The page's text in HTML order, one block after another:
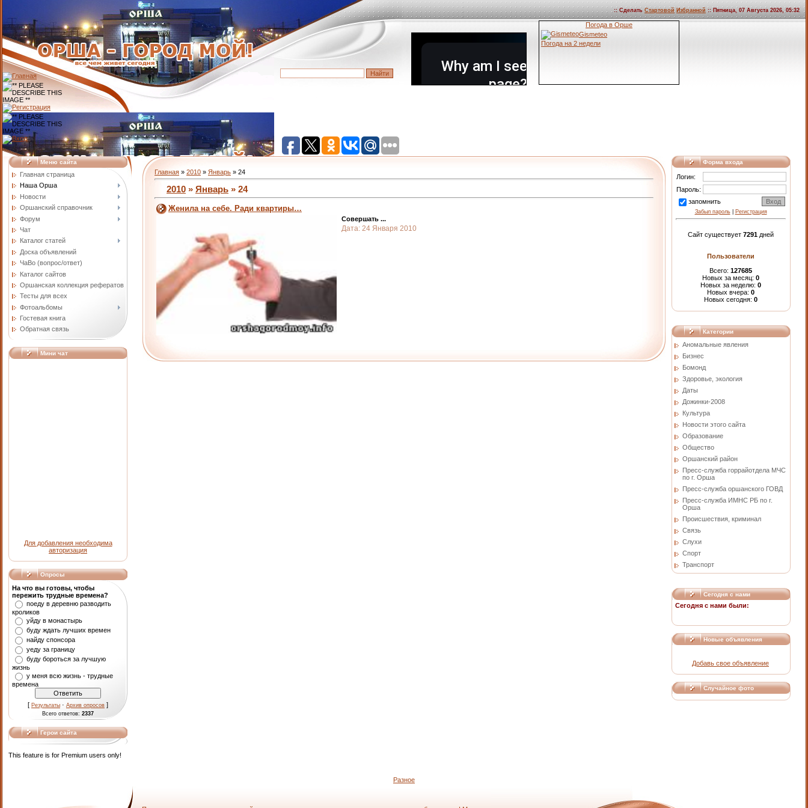
:: Сделать Стартовой Избранной :: Пятница, 07 Августа 2026, 05:32
Погода в Орше
Gismeteo
Погода на 2 недели
Меню сайта
Главная страница
Наша Орша
Новости
Оршанский справочник
Форум
Чат
Каталог статей
Доска объявлений
ЧаВо (вопрос/ответ)
Каталог сайтов
Оршанская коллекция рефератов
Тесты для всех
Фотоальбомы
Гостевая книга
Обратная связь
Мини чат
Для добавления необходима
авторизация
Опросы
На что вы готовы, чтобы
пережить трудные времена?
поеду в деревню разводить
кроликов
уйду в монастырь
буду ждать лучших времен
найду спонсора
уеду за границу
буду бороться за лучшую
жизнь
у меня всю жизнь - трудные
времена
[ Результаты · Архив опросов ]
Всего ответов: 2337
Герои сайта
This feature is for Premium users only!
Главная » 2010 » Январь » 24
2010 » Январь » 24
Женила на себе. Ради квартиры…
Совершать ...
Дата: 24 Января 2010
Форма входа
Логин:
Пароль:
запомнить
Забыл пароль| Регистрация
Сайт существует 7291 дней
Пользователи
Всего: 127685
Новых за месяц: 0
Новых за неделю: 0
Новых вчера: 0
Новых сегодня: 0
Категории
Аномальные явления
Бизнес
Бомонд
Здоровье, экология
Даты
Дожинки-2008
Культура
Новости этого сайта
Образование
Общество
Оршанский район
Пресс-служба горрайотдела МЧС
по г. Орша
Пресс-служба оршанского ГОВД
Пресс-служба ИМНС РБ по г.
Орша
Проиcшествия, криминал
Связь
Слухи
Спорт
Транспорт
Сегодня с нами
Сегодня с нами были:
Новые объявления
Добавь свое объявление
Случайное фото
Разное